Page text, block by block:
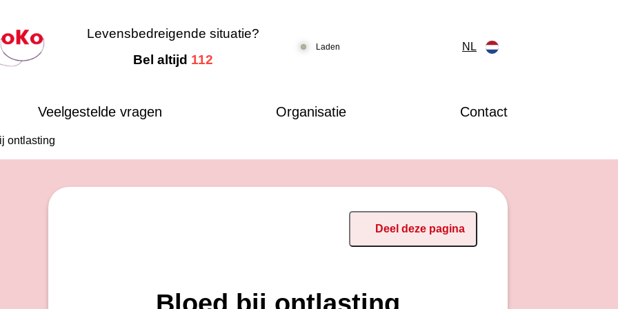
Levensbedreigende situatie?
Bel altijd 112
Laden NL
Veelgestelde vragen Organisatie Contact
ontlasting
Deel deze pagina